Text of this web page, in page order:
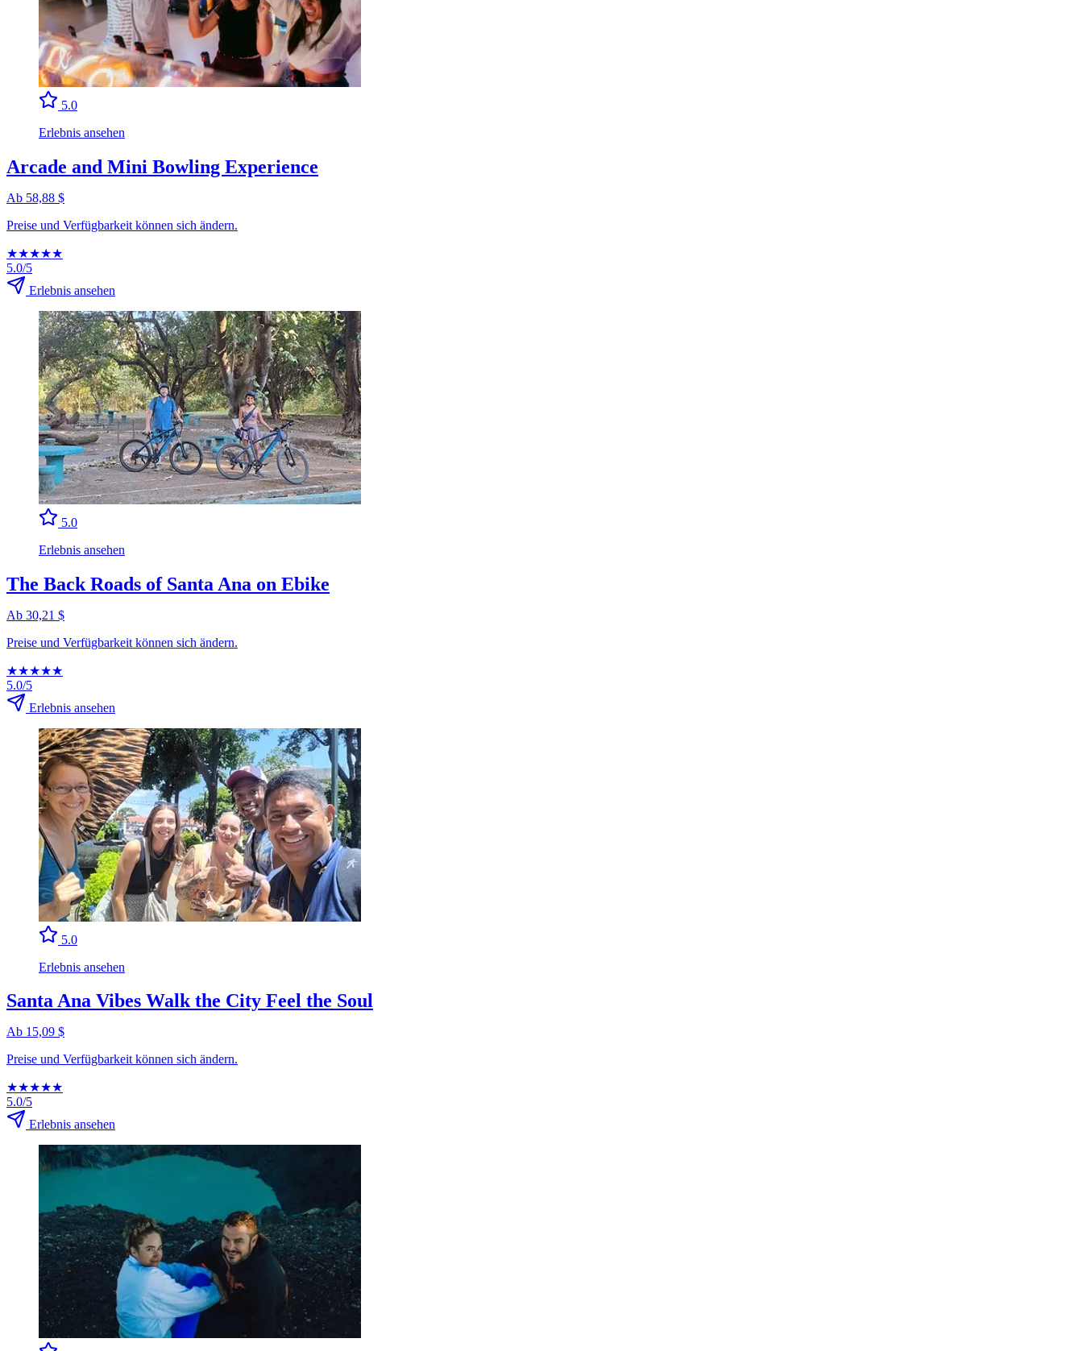
5.0
Erlebnis ansehen
Arcade and Mini Bowling Experience
Ab 58,88 $
Preise und Verfügbarkeit können sich ändern.
★★★★★
5.0/5
Erlebnis ansehen
5.0
Erlebnis ansehen
The Back Roads of Santa Ana on Ebike
Ab 30,21 $
Preise und Verfügbarkeit können sich ändern.
★★★★★
5.0/5
Erlebnis ansehen
5.0
Erlebnis ansehen
Santa Ana Vibes Walk the City Feel the Soul
Ab 15,09 $
Preise und Verfügbarkeit können sich ändern.
★★★★★
5.0/5
Erlebnis ansehen